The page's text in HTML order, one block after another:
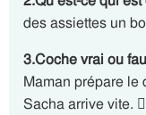
des assiettes un
3.Coche vrai ou
Maman prépare le
Sacha arrive vite.